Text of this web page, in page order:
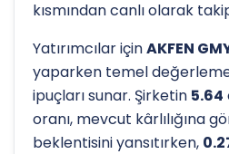
kısmından canlı olarak
Yatırımcılar içinAKFEN
yaparken temel
ipuçları sunar. Şirketin 5.64
oranı, mevcut kârlılığına
beklentisini yansıtırken,